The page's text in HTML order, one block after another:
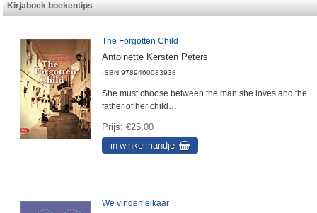
Kirjaboek boekentips
The Forgotten Child
Antoinette Kersten Peters
ISBN 9789460083938
She must choose between the man she loves and the
father of her child…
Prijs €25,00
We vinden elkaar